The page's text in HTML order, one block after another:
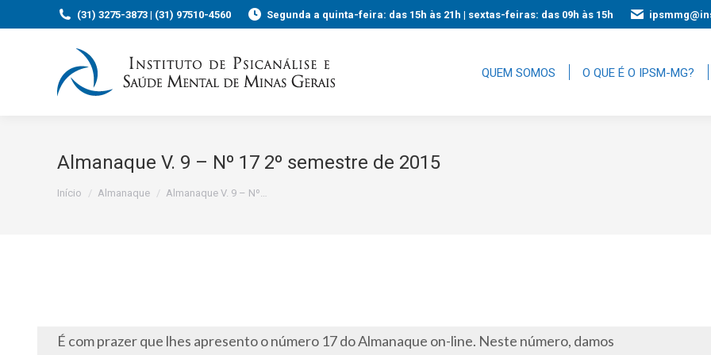
(31) 3275-3873 | (31) 97510-4560 Segunda a quinta-feira: das 15h às 21h | sextas-feiras: das 09h às 15h
QUEM SOMOS O QUE É O IPSM-MG?
Almanaque V. 9 – Nº 17 2º semestre de 2015
Você está aqui:
Início Almanaque Almanaque V. 9 – Nº…
É com prazer que lhes apresento o número 17 do Almanaque on-line. Neste número, damos